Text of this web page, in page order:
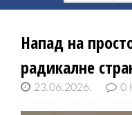
Напад на
радикалне
23.06.2026. 0